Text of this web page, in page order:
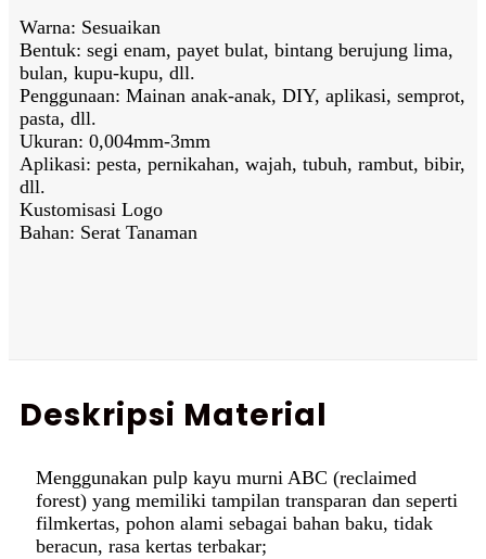
Warna: Sesuaikan
Bentuk: segi enam, payet bulat, bintang berujung lima,
bulan, kupu-kupu, dll.
Penggunaan: Mainan anak-anak, DIY, aplikasi, semprot,
pasta, dll.
Ukuran: 0,004mm-3mm
Aplikasi: pesta, pernikahan, wajah, tubuh, rambut, bibir,
dll.
Kustomisasi Logo
Bahan: Serat Tanaman
Deskripsi Material
Menggunakan pulp kayu murni ABC (reclaimed
forest) yang memiliki tampilan transparan dan seperti
filmkertas, pohon alami sebagai bahan baku, tidak
beracun, rasa kertas terbakar;